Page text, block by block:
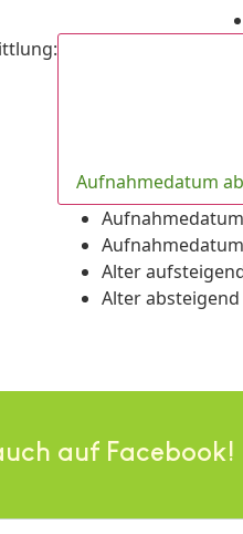
:
Aufnahmedatum
Alter
Alter absteigend
auf Facebook!